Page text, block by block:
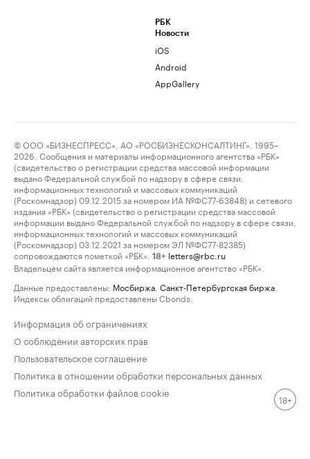
РБК
Новости
iOS
Android
AppGallery
© ООО «БИЗНЕСПРЕСС», АО «РОСБИЗНЕСКОНСАЛТИНГ», 1995–
2026. Сообщения и материалы информационного агентства «РБК»
(свидетельство о регистрации средства массовой информации
выдано Федеральной службой по надзору в сфере связи,
информационных технологий и массовых коммуникаций
(Роскомнадзор) 09.12.2015 за номером ИА №ФС77-63848) и сетевого
издания «РБК» (свидетельство о регистрации средства массовой
информации выдано Федеральной службой по надзору в сфере связи,
информационных технологий и массовых коммуникаций
(Роскомнадзор) 03.12.2021 за номером ЭЛ №ФС77-82385)
сопровождаются пометкой «РБК».
18+ letters@rbc.ru
Владельцем сайта является информационное агентство «РБК».
Данные предоставлены: Мосбиржа Санкт-Петербургская биржа
Индексы облигаций предоставлены Cbonds.
Информация об ограничениях
О соблюдении авторских прав
Пользовательское соглашение
Политика в отношении обработки персональных данных
Политика обработки файлов cookie
18+